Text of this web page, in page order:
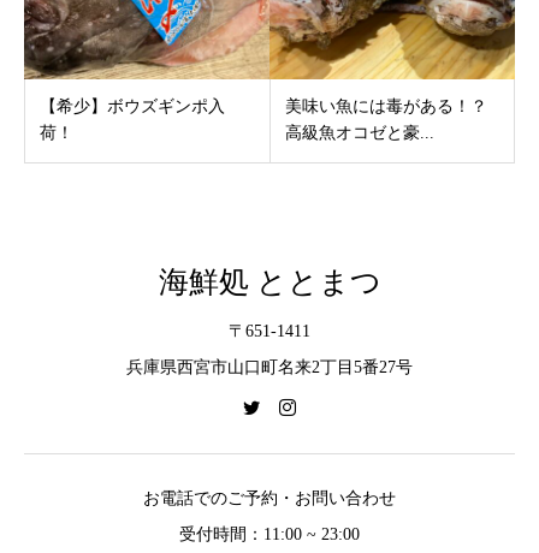
【希少】ボウズギンポ入
荷！
美味い魚には毒がある！？
高級魚オコゼと豪...
海鮮処 ととまつ
〒651-1411
兵庫県西宮市山口町名来2丁目5番27号
お電話でのご予約・お問い合わせ
受付時間：11:00 ~ 23:00